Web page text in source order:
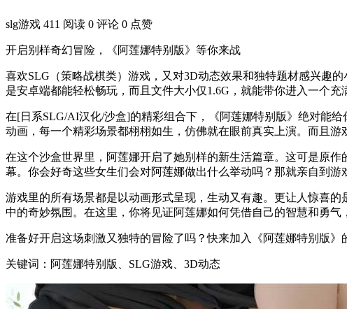
slg游戏 411 阅读 0 评论 0 点赞
开启别样奇幻冒险，《阿莲娜特别版》等你来战
喜欢SLG（策略战棋类）游戏，又对3D动态效果和独特题材感兴趣
是安卓端都能轻松畅玩，而且文件大小仅1.6G，就能带你进入一个充
在[日系SLG/AI汉化/沙盒]的精彩组合下，《阿莲娜特别版》绝对能
动画，每一个精彩场景都栩栩如生，仿佛就在眼前真实上演。而且
在这个沙盒世界里，阿莲娜开启了她别样的新生活篇章。这可是原
幕。你会好奇这些女生们会对阿莲娜做出什么举动吗？那就亲自到游
游戏里的所有场景都是以动画形式呈现，生动又有趣。更让人惊喜
中的奇妙氛围。在这里，你将见证阿莲娜如何凭借自己的智慧和勇
准备好开启这场刺激又独特的冒险了吗？快来加入《阿莲娜特别版》
关键词：阿莲娜特别版、SLG游戏、3D动态